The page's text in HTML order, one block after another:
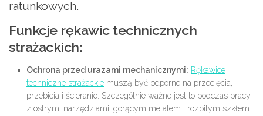
ratunkowych.
Funkcje rękawic technicznych
strażackich:
Ochrona przed urazami mechanicznymi: Rękawice
techniczne strażackie muszą być odporne na przecięcia,
przebicia i ścieranie. Szczególnie ważne jest to podczas pracy
z ostrymi narzędziami, gorącym metalem i rozbitym szkłem.